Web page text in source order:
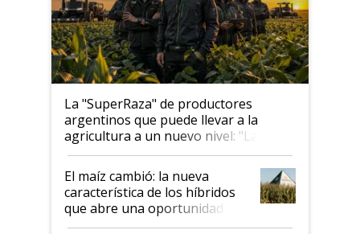
La "SuperRaza" de productores
argentinos que puede llevar a la
agricultura a un nuevo nivel: "Las
posibilidades de crecimiento son
infinitas"
El maíz cambió: la nueva
característica de los híbridos
que abre una oportunidad en
el lote